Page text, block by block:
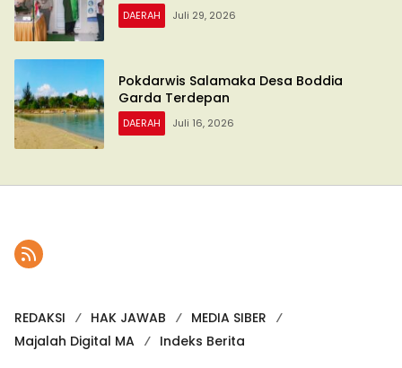
DAERAH Juli 29, 2026
Pokdarwis Salamaka Desa Boddia
Garda Terdepan
DAERAH Juli 16, 2026
REDAKSI HAK JAWAB
MEDIA SIBER
Majalah Digital MA
Indeks Berita